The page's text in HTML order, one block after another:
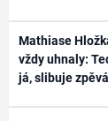
Mathiase
vždy uhnaly:
já, slibuje